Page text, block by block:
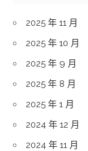
2025 年 11 月
2025 年 10 月
2025 年 9 月
2025 年 8 月
2025 年 1 月
2024 年 12 月
2024 年 11 月